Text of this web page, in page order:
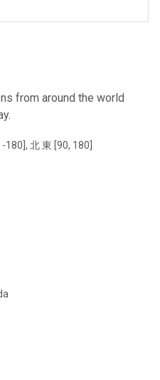
from around the world
180], 北 東 [90, 180]